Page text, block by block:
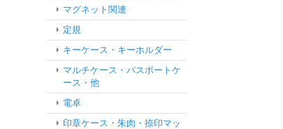
マグネット関連
定規
キーケース・キーホルダー
マルチケース・パスポートケ
ース・他
電卓
印章ケース・朱肉・捺印マッ